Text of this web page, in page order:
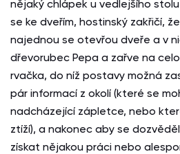
nějaký chlápek u vedlejšího
se ke dveřím, hostinský zakřičí,
najednou se otevřou dveře a v
dřevorubec Pepa a zařve na
rvačka, do níž postavy možná
pár informací z okolí (které se
nadcházející zápletce, nebo
ztíží), a nakonec aby se
získat nějakou práci nebo